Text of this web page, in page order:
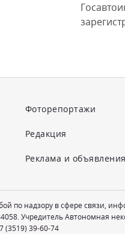
Фоторепортажи
Редакция
Реклама и объявления
по надзору в сфере связи,
Учредитель Автономная
(3519) 39-60-74